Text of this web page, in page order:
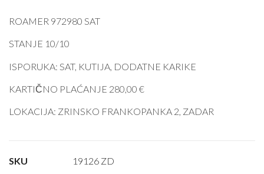
ROAMER 972980 SAT
STANJE 10/10
ISPORUKA: SAT, KUTIJA, DODATNE KARIKE
KARTIČNO PLAĆANJE 280,00 €
LOKACIJA: ZRINSKO FRANKOPANKA 2, ZADAR
SKU
19126 ZD